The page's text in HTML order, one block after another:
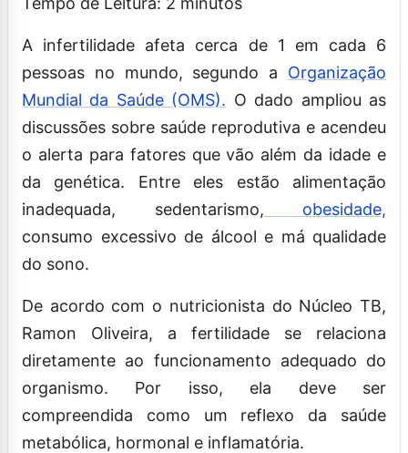
A infertilidade afeta cerca de 1 em cada 6
pessoas no mundo, segundo a Organização
Mundial da Saúde (OMS). O dado ampliou as
discussões sobre saúde reprodutiva e acendeu
o alerta para fatores que vão além da idade e
da genética. Entre eles estão alimentação
inadequada, sedentarismo, obesidade,
consumo excessivo de álcool e má qualidade
do sono.
De acordo com o nutricionista do Núcleo TB,
Ramon Oliveira, a fertilidade se relaciona
diretamente ao funcionamento adequado do
organismo. Por isso, ela deve ser
compreendida como um reflexo da saúde
metabólica, hormonal e inflamatória.